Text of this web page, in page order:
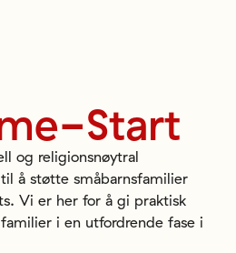
Start
og religionsnøytral
å støtte småbarnsfamilier
Vi er her for å gi praktisk
i en utfordrende fase i